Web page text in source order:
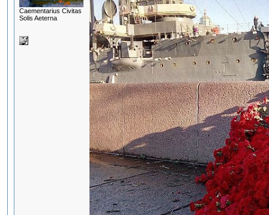
Сaementarius Civitas
Solis Aeterna